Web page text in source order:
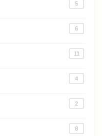
5
6
11
4
2
8